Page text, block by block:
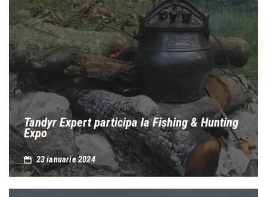
Tandyr Expert participa la Fishing & Hunting
Expo
23 ianuarie 2024